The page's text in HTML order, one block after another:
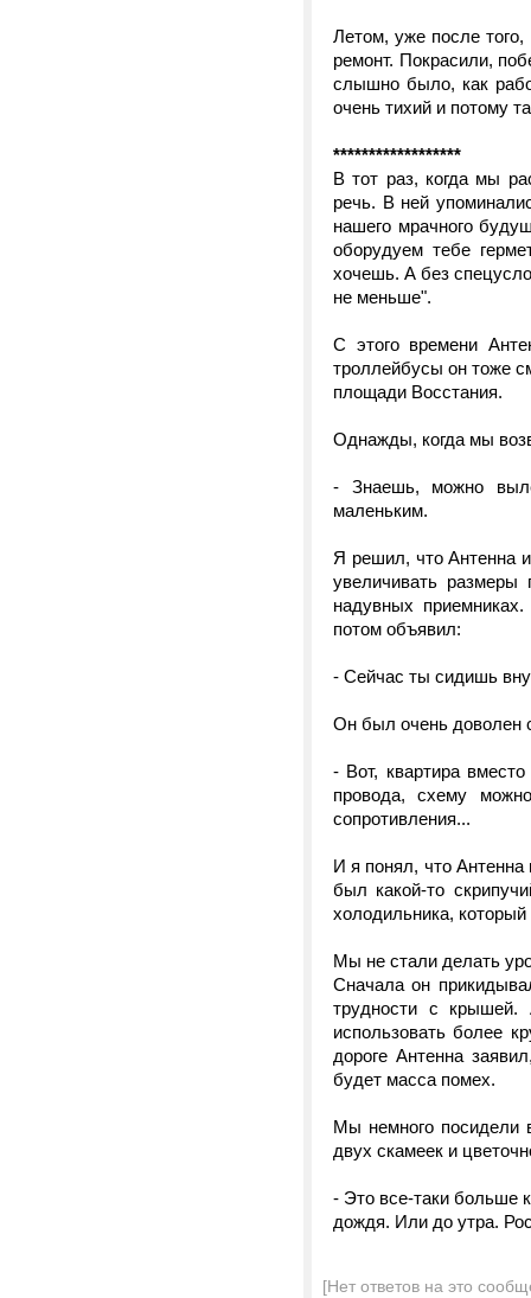
Летом, уже после
ремонт. Покрасили,
слышно было, как
очень тихий и потому
******************
В тот раз, когда мы
речь. В ней
нашего мрачного
оборудуем тебе
хочешь. А без
не меньше".
С этого времени
троллейбусы он тоже
площади Восстания.
Однажды, когда мы
- Знаешь, можно
маленьким.
Я решил, что Антенна
увеличивать
надувных
потом объявил:
- Сейчас ты сидишь
Он был очень доволен
- Вот, квартира
провода, схему
сопротивления...
И я понял, что
был какой-то
холодильника,
Мы не стали делать
Сначала он
трудности с
использовать более
дороге Антенна
будет масса помех.
Мы немного посидели
двух скамеек и
- Это все-таки больше
дождя. Или до утра.
[Нет ответов на это